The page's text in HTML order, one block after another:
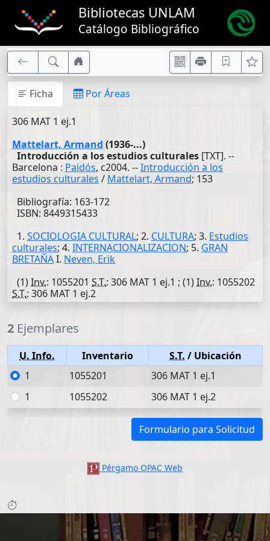
Bibliotecas UNLAM
Catálogo Bibliográfico
Ficha Por Áreas
306 MAT 1 ej.1
Mattelart, Armand (1936-...)
Introducción a los estudios culturales [TXT]. --
Barcelona : Paidós, c2004. --Introducción a los
estudios culturales / Mattelart, Armand; 153
Bibliografía: 163-172
ISBN: 8449315433
1. SOCIOLOGIA CULTURAL; 2. CULTURA; 3. Estudios
culturales; 4. INTERNACIONALIZACION; 5. GRAN
BRETAÑAI. Neven, Erik
(1)Inv.: 1055201 S.T.: 306 MAT 1 ej.1 ; (1)Inv.: 1055202
S.T.: 306 MAT 1 ej.2
2 Ejemplares
U. Info. Inventario S.T. / Ubicación
1
1055201
306 MAT 1 ej.1
1
1055202 306 MAT 1 ej.2
Formulario para Solicitud
Pérgamo OPAC Web